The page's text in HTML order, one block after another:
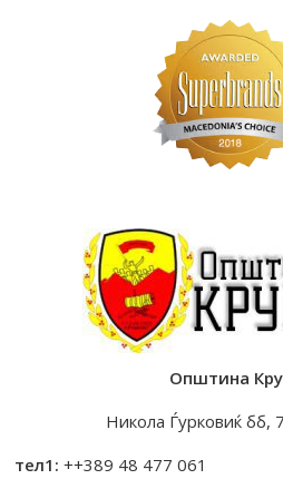
Општина
Никола Ѓурковиќ бб,
тел1: ++389 48 477 061